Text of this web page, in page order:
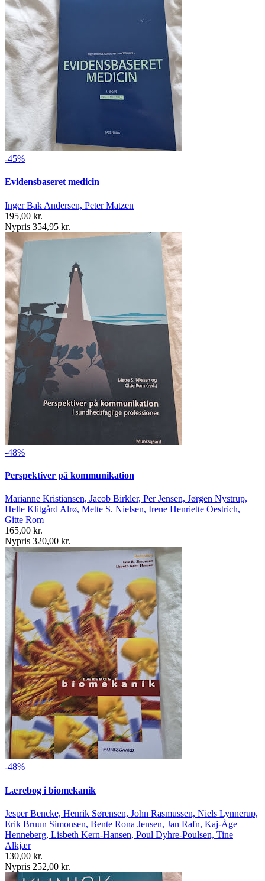
-45%
Evidensbaseret medicin
Inger Bak Andersen, Peter Matzen
195,00 kr.
Nypris 354,95 kr.
-48%
Perspektiver på kommunikation
Marianne Kristiansen, Jacob Birkler, Per Jensen, Jørgen Nystrup,
Helle Klitgård Alrø, Mette S. Nielsen, Irene Henriette Oestrich,
Gitte Rom
165,00 kr.
Nypris 320,00 kr.
-48%
Lærebog i biomekanik
Jesper Bencke, Henrik Sørensen, John Rasmussen, Niels Lynnerup,
Erik Bruun Simonsen, Bente Rona Jensen, Jan Rafn, Kaj-Åge
Henneberg, Lisbeth Kern-Hansen, Poul Dyhre-Poulsen, Tine
Alkjær
130,00 kr.
Nypris 252,00 kr.